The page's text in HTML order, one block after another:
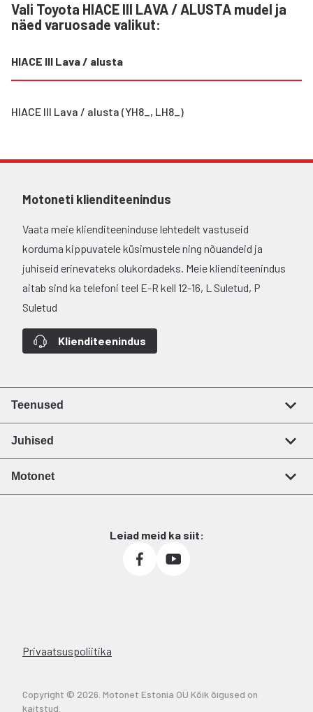
Vali Toyota HIACE III LAVA / ALUSTA mudel ja
näed varuosade valikut:
HIACE III Lava / alusta
HIACE III Lava / alusta (YH8_, LH8_)
Motoneti klienditeenindus
Vaata meie klienditeeninduse lehtedelt vastuseid
korduma kippuvatele küsimustele ning nõuandeid ja
juhiseid erinevateks olukordadeks. Meie klienditeenindus
aitab sind ka telefoni teel E-R kell 12-16, L Suletud, P
Suletud
Klienditeenindus
Teenused
Juhised
Motonet
Leiad meid ka siit:
Privaatsuspoliitika
Copyright © 2026. Motonet Estonia OÜ Kõik õigused on
kaitstud.